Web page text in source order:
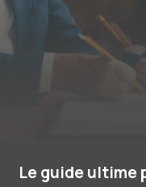
Le guide ultime